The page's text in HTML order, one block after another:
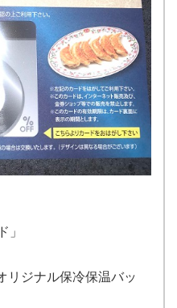
）
」
リジナル保冷保温バッ